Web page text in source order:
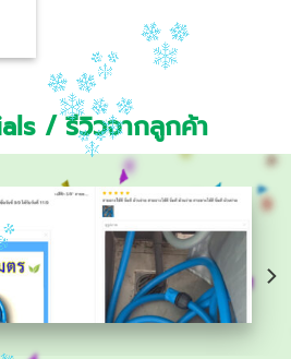
/ รีวิวจากลูกค้า